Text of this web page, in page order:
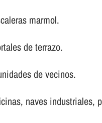
marmol.
de terrazo.
de vecinos.
naves industriales,